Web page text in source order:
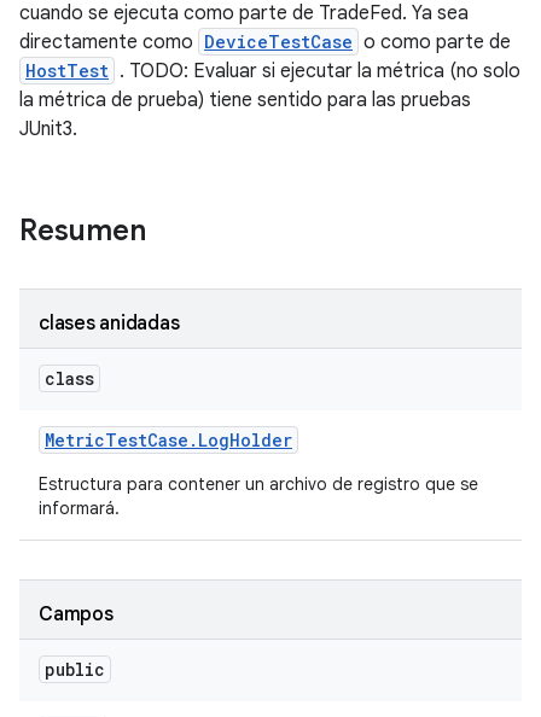
cuando se ejecuta como parte de TradeFed. Ya sea
directamente como DeviceTestCase o como parte de
HostTest . TODO: Evaluar si ejecutar la métrica (no solo
la métrica de prueba) tiene sentido para las pruebas
JUnit3.
Resumen
clases anidadas
class
MetricTestCase . LogHolder
Estructura para contener un archivo de registro que se
informará.
Campos
public